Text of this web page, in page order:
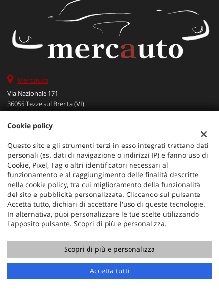
Mercauto
Via Nazionale 171
36056 Tezze sul Brenta (VI)
Cellulare:
Email:
info@mercauto2.com
Dati fiscali:
ALLES DI INVERSO LORENZO
Via Nazionale, 171 PD - 36056 Tezze sul Brenta
C.F/P.IVA:03514030240
Registro delle imprese: PD
Cookie policy
Questo sito e gli strumenti terzi in esso integrati trattano dati
personali (es. dati di navigazione o indirizzi IP) e fanno uso di
Cookie, Pixel, Tag o altri identificatori necessari al
funzionamento e al raggiungimento delle finalità descritte
nella cookie policy, tra cui miglioramento della funzionalità
del sito e pubblicità personalizzata. Cliccando sul pulsante
Accetta tutto, dichiari di accettare l'uso di queste tecnologie.
In alternativa, puoi personalizzare le tue scelte utilizzando
l'apposito pulsante. Scopri di più e personalizza.
Scopri di più e personalizza
Accetta tutti